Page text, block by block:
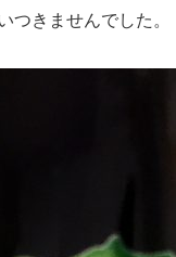
つきませんでした。